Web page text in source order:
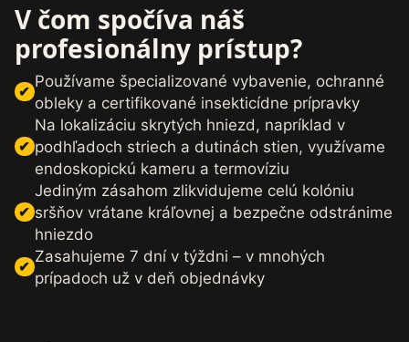
V čom spočíva náš
profesionálny prístup?
Používame špecializované vybavenie, ochranné
obleky a certifikované insekticídne prípravky
Na lokalizáciu skrytých hniezd, napríklad v
podhľadoch striech a dutinách stien, využívame
endoskopickú kameru a termovíziu
Jediným zásahom zlikvidujeme celú kolóniu
sršňov vrátane kráľovnej a bezpečne odstránime
hniezdo
Zasahujeme 7 dní v týždni – v mnohých
prípadoch už v deň objednávky